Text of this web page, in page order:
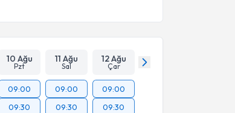
10 Ağu
Pzt
11 Ağu
Sal
12 Ağu
Çar
09:00
09:30
09:00
09:30
09:00
09:30